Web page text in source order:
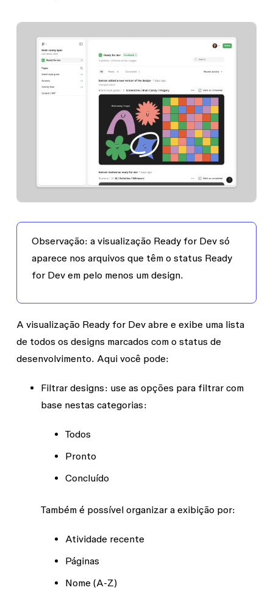
Observação: a visualização Ready for Dev só
aparece nos arquivos que têm o status Ready
for Dev em pelo menos um design.
A visualização Ready for Dev abre e exibe uma lista
de todos os designs marcados com o status de
desenvolvimento. Aqui você pode:
Filtrar designs: use as opções para filtrar com
base nestas categorias:
Todos
Pronto
Concluído
Também é possível organizar a exibição por:
Atividade recente
Páginas
Nome (A-Z)